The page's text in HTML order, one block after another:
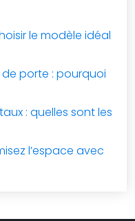
le modèle idéal
porte : pourquoi
: quelles sont les
l’espace avec